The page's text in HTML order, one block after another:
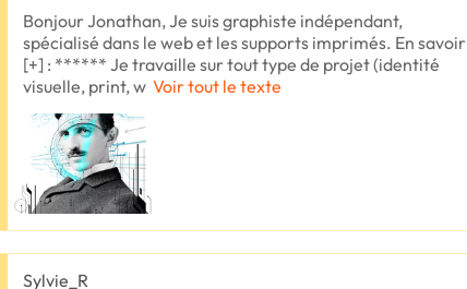
Bonjour Jonathan, Je suis graphiste indépendant,
spécialisé dans le web et les supports imprimés. En savoir
[+] : ****** Je travaille sur tout type de projet (identité
visuelle, print, w Voir tout le texte
Sylvie_R